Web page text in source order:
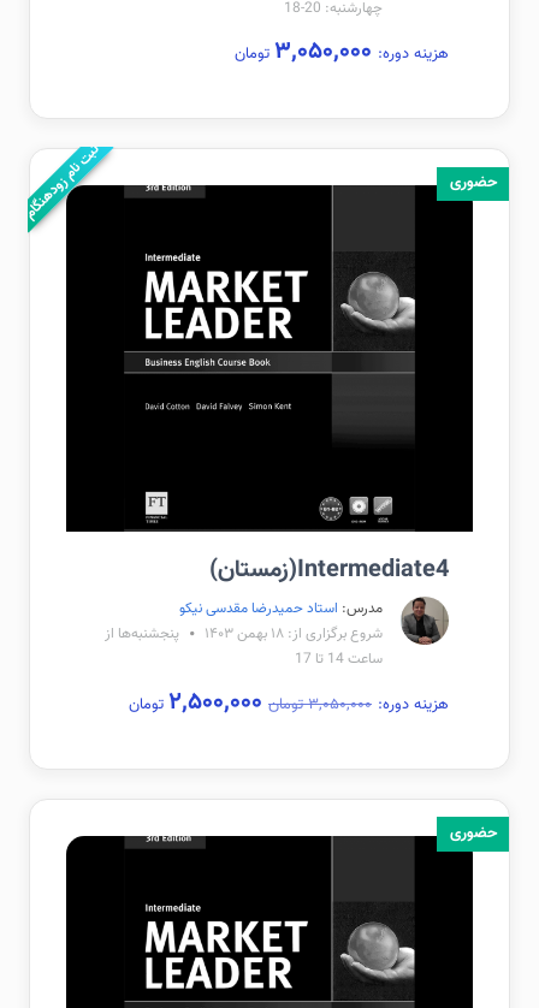
چهارشنبه: 20-18
هزینه دوره: تومان
حضوری ثبت نام زودهنگام
Intermediate4(زمستان)
مدرس: استاد حمیدرضا مقدسی نیکو
شروع برگزاری از: ۱۸ بهمن ۱۴۰۳
پنجشنبه‌ها از
ساعت 14 تا 17
هزینه دوره: ۳,۰۵۰,۰۰۰ تومان ۲,۵۰۰,۰۰۰ تومان
حضوری